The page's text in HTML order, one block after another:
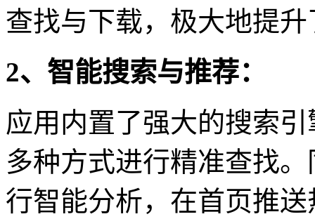
查找与下载，极大地提
2、智能搜索与推荐：
应用内置了强大的搜索
多种方式进行精准查找
行智能分析，在首页推